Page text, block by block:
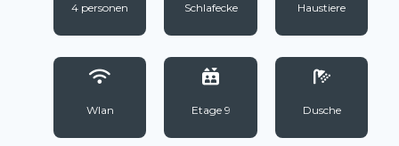
4 personen Schlafecke Haustiere
Wlan Etage 9 Dusche